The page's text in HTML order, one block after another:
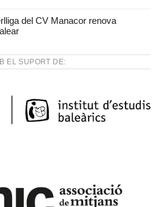
del CV Manacor renova
EL SUPORT DE: